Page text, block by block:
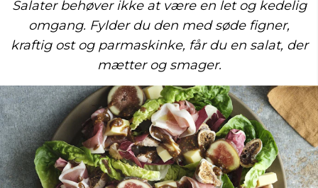
Salater behøver ikke at være en let og kedelig
omgang. Fylder du den med søde figner,
kraftig ost og parmaskinke, får du en salat, der
mætter og smager.